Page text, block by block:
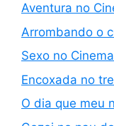
Aventura no
Arrombando o
Sexo no
Encoxada no
O dia que meu